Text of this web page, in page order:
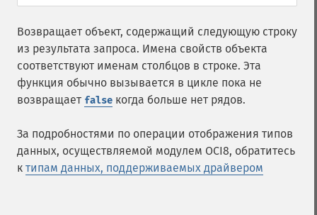
Возвращает объект, содержащий следующую строку
из результата запроса. Имена свойств объекта
соответствуют именам столбцов в строке. Эта
функция обычно вызывается в цикле пока не
возвращает false когда больше нет рядов.
За подробностями по операции отображения типов
данных, осуществляемой модулем OCI8, обратитесь
к типам данных, поддерживаемых драйвером